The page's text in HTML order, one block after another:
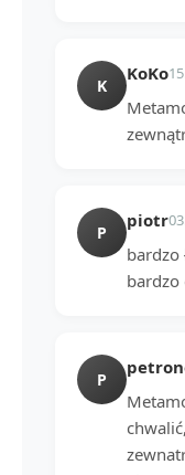
K
KoKo
P
piotr
bardzo
bardzo
P